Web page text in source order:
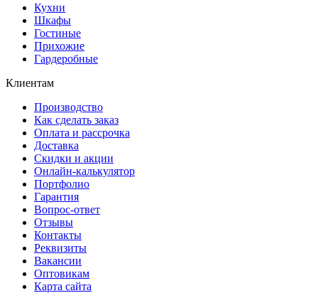
Кухни
Шкафы
Гостиные
Прихожие
Гардеробные
Клиентам
Производство
Как сделать заказ
Оплата и рассрочка
Доставка
Скидки и акции
Онлайн-калькулятор
Портфолио
Гарантия
Вопрос-ответ
Отзывы
Контакты
Реквизиты
Вакансии
Оптовикам
Карта сайта